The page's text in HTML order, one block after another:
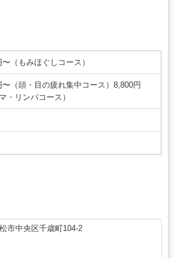
（もみほぐしコース）
〜（頭・目の疲れ集中コース）8,800円
・リンパコース）
市中央区千歳町104-2